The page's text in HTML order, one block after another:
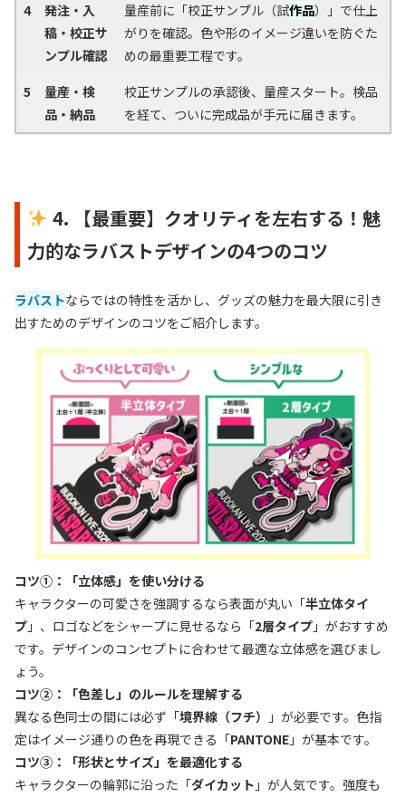
4
発注・入
稿・校正サ
ンプル確認
量産前に「校正サンプル（試作品）」で仕上
がりを確認。色や形のイメージ違いを防ぐた
めの最重要工程です。
5
量産・検
品・納品
校正サンプルの承認後、量産スタート。検品
を経て、ついに完成品が手元に届きます。
4. 【最重要】クオリティを左右する！魅
力的なラバストデザインの4つのコツ
ラバストならではの特性を活かし、グッズの魅力を最大限に引き
出すためのデザインのコツをご紹介します。
コツ①：「立体感」を使い分ける
キャラクターの可愛さを強調するなら表面が丸い「半立体タイ
プ 」、ロゴなどをシャープに見せるなら「2層タイプ 」がおすすめ
です。デザインのコンセプトに合わせて最適な立体感を選びまし
ょう。
コツ②：「色差し」のルールを理解する
異なる色同士の間には必ず「境界線（フチ）
」が必要です。色指
定はイメージ通りの色を再現できる「PANTONE 」が基本です。
コツ③：「形状とサイズ」を最適化する
キャラクターの輪郭に沿った「ダイカット 」が人気です。強度も